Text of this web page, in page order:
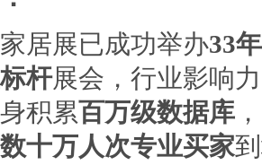
居展已成功举办33年
杆展会，行业影响
积累百万级数据库 ，
数十万人次专业买家